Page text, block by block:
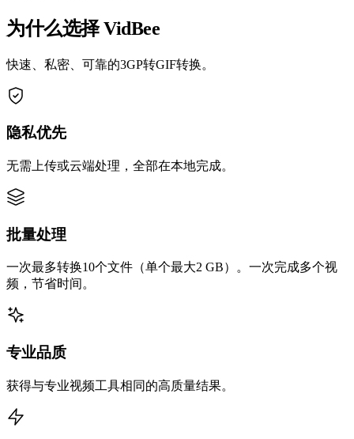
为什么选择 VidBee
快速、私密、可靠的3GP转GIF转换。
隐私优先
无需上传或云端处理，全部在本地完成。
批量处理
一次最多转换10个文件（单个最大2 GB）。一次完成多个视
频，节省时间。
专业品质
获得与专业视频工具相同的高质量结果。